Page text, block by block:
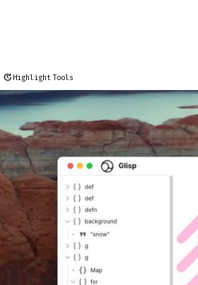
update Highlight Tools